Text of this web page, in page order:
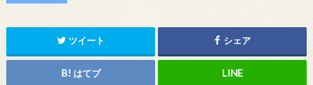
ツイート シェア
はてブ